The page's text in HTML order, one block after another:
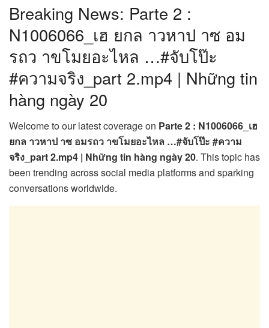
Breaking News: Parte 2 :
N1006066_เฮ ยกล าวหาป าซ อม
รถว าขโมยอะไหล …#จับโป๊ะ
#ความจริง_part 2.mp4 | Những tin
hàng ngày 20
Welcome to our latest coverage on Parte 2 : N1006066_เฮ
ยกล าวหาป าซ อมรถว าขโมยอะไหล …#จับโป๊ะ #ความ
จริง_part 2.mp4 | Những tin hàng ngày 20. This topic has
been trending across social media platforms and sparking
conversations worldwide.